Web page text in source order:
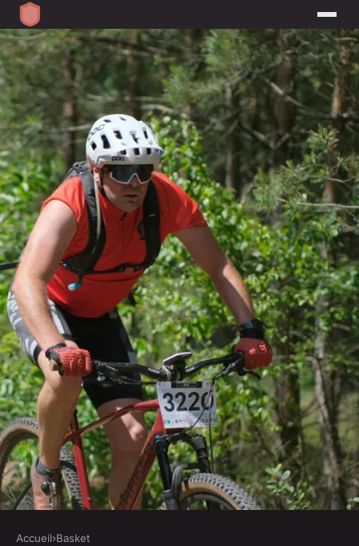
Accueil›Basket